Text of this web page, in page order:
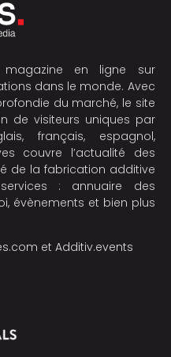
en ligne sur
dans le monde. Avec
du marché, le site
de visiteurs uniques par
français, espagnol,
couvre l’actualité des
de la fabrication additive
: annuaire des
évènements et bien plus
et Additiv.events